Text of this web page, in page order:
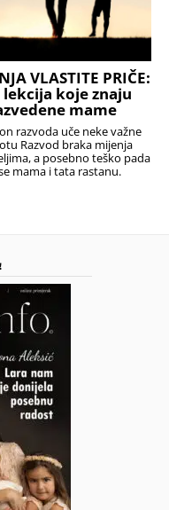
VLASTITE PRIČE:
koje znaju
mame
razvoda uče neke važne
Razvod braka mijenja
a posebno teško pada
mama i tata rastanu.